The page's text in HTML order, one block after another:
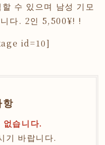
수 있으며 남성 기모
다. 2인 5,500¥! !
id=10]
항
없습니다.
기 바랍니다.